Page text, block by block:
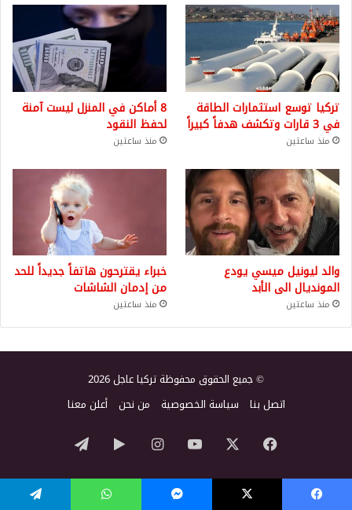
تركيا توسع استثمارات الطاقة
في 3 قارات وتكشف هدفاً كبيراً
منذ ساعتين
8 أماكن في المنزل ليست آمنة
لحفظ النقود
منذ ساعتين
والد ليونيل ميسي يودع
المونديال الى الأبد
منذ ساعتين
خبراء يقترحون هاتفاً جديداً للحد
من إدمان الشاشات
منذ ساعتين
© جميع الحقوق محفوظة تركيا عاجل 2026
اتصل بنا سياسة الخصوصية من نحن أعلن معنا
فيسبوك ‫YouTubeانستقرام‏Google
Play
تيلقرام